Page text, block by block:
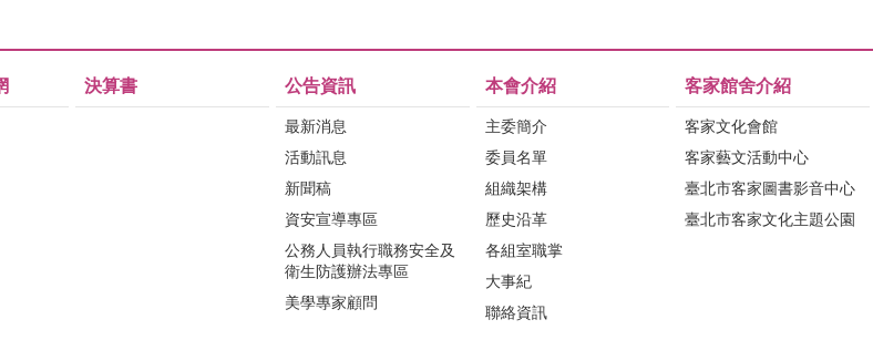
決算書 公告資訊
最新消息
活動訊息
新聞稿
資安宣導專區
公務人員執行職務安全及
衛生防護辦法專區
美學專家顧問
本會介紹
主委簡介
委員名單
組織架構
歷史沿革
各組室職掌
大事紀
聯絡資訊
客家館舍介紹
客家文化會館
客家藝文活動中心
臺北市客家圖書影音中心
臺北市客家文化主題公園